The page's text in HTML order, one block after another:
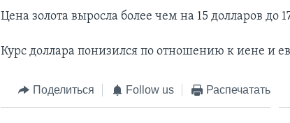
Цена золота выросла более чем на 15 долларов
Курс доллара понизился по отношению к иене и
Поделиться Follow us Распечатать